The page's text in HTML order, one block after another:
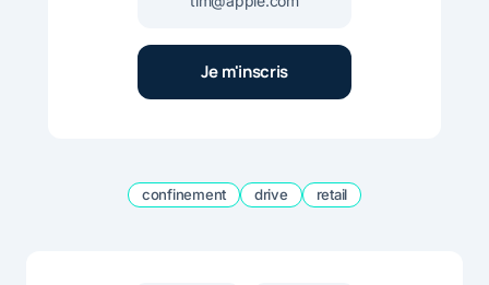
confinement drive retail